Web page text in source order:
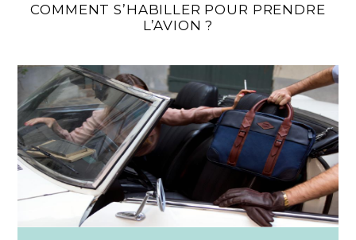
COMMENT S’HABILLER POUR PRENDRE
L’AVION ?